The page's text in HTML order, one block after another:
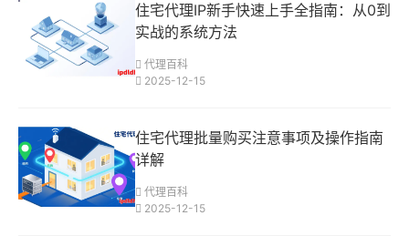
住宅代理IP新手快速上手全指南：从0到
实战的系统方法
代理百科
2025-12-15
住宅代理批量购买注意事项及操作指南
详解
代理百科
2025-12-15